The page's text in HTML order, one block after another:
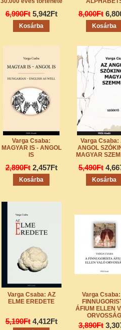
6,990Ft 5,942Ft 8,000Ft
Varga Csaba:
MAGYAR IS - ANGOL
IS
2,890Ft 2,457Ft
Varga Csaba:
ANGOL
MAGYAR
5,490Ft
Varga Csaba: AZ
ELME EREDETE
5,190Ft 4,412Ft
Varga
ÁFIUM ELLEN
ORVOSSÁG
3,890Ft